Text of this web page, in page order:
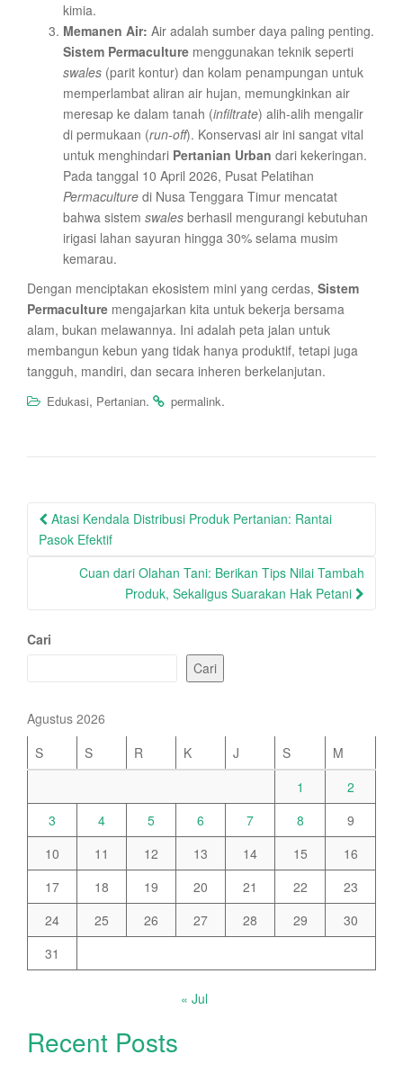
kimia.
Memanen Air: Air adalah sumber daya paling penting.
Sistem Permaculture menggunakan teknik seperti
swales (parit kontur) dan kolam penampungan untuk
memperlambat aliran air hujan, memungkinkan air
meresap ke dalam tanah (infiltrate) alih-alih mengalir
di permukaan (run-off). Konservasi air ini sangat vital
untuk menghindari Pertanian Urban dari kekeringan.
Pada tanggal 10 April 2026, Pusat Pelatihan
Permaculture di Nusa Tenggara Timur mencatat
bahwa sistem swales berhasil mengurangi kebutuhan
irigasi lahan sayuran hingga 30% selama musim
kemarau.
Dengan menciptakan ekosistem mini yang cerdas, Sistem
Permaculture mengajarkan kita untuk bekerja bersama
alam, bukan melawannya. Ini adalah peta jalan untuk
membangun kebun yang tidak hanya produktif, tetapi juga
tangguh, mandiri, dan secara inheren berkelanjutan.
Edukasi, Pertanian. permalink.
Post
navigation
Atasi Kendala Distribusi Produk Pertanian: Rantai
Pasok Efektif
Cuan dari Olahan Tani: Berikan Tips Nilai Tambah
Produk, Sekaligus Suarakan Hak Petani
Cari
Cari
Agustus 2026
S
S R K J S
M
1
2
3
4 5 6 7 8
9
10
11 12 13 14 15
16
17
18 19 20 21 22
23
24
25 26 27 28 29
30
31
« Jul
Recent Posts